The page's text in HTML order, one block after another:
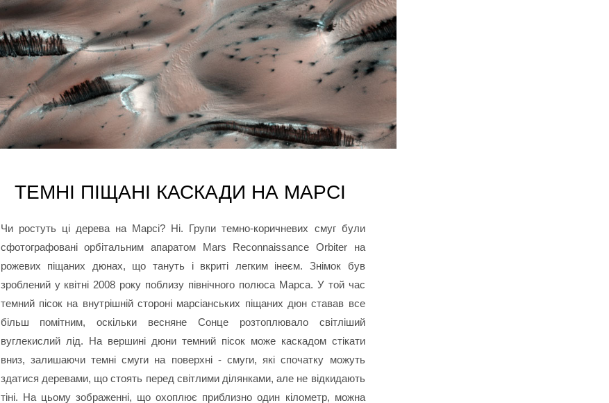
ТЕМНІ ПІЩАНІ КАСКАДИ НА МАРСІ
Чи ростуть ці дерева на Марсі? Ні. Групи темно-коричневих смуг були
сфотографовані орбітальним апаратом Mars Reconnaissance Orbiter на
рожевих піщаних дюнах, що тануть і вкриті легким інеєм. Знімок був
зроблений у квітні 2008 року поблизу північного полюса Марса. У той час
темний пісок на внутрішній стороні марсіанських піщаних дюн ставав все
більш помітним, оскільки весняне Сонце розтоплювало світліший
вуглекислий лід. На вершині дюни темний пісок може каскадом стікати
вниз, залишаючи темні смуги на поверхні - смуги, які спочатку можуть
здатися деревами, що стоять перед світлими ділянками, але не відкидають
тіні. На цьому зображенні, що охоплює приблизно один кілометр, можна